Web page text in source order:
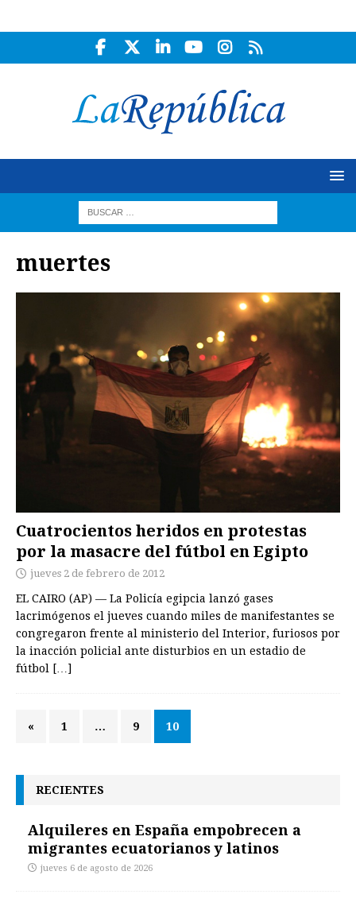
muertes
Cuatrocientos heridos en protestas
por la masacre del fútbol en Egipto
jueves 2 de febrero de 2012
EL CAIRO (AP) — La Policía egipcia lanzó gases
lacrimógenos el jueves cuando miles de manifestantes se
congregaron frente al ministerio del Interior, furiosos por
la inacción policial ante disturbios en un estadio de
fútbol […]
« 1 … 9 10
RECIENTES
Alquileres en España empobrecen a
migrantes ecuatorianos y latinos
jueves 6 de agosto de 2026